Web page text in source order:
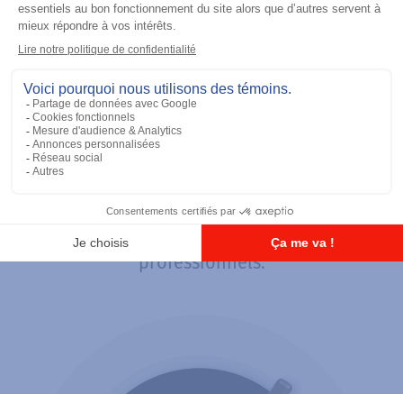
Toujours à temps, toujours en
inventaires !
Important distributeur de produits
Motorola, Accès Communications est
technique ainsi que la qualité de son
équipe de conseillers dynamiques et
professionnels.